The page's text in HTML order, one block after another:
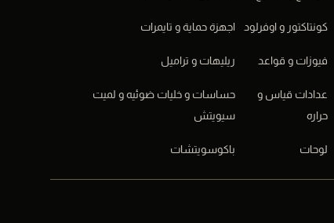
كونتاكتور و اوفرلود
فيوزات و قواعد
عدادات قياس و
حراره
لوحات
اجهزة حماية و تايمرات
ريليهات و تراميل
حساسات و خليات ضوئيه و لميت
سيويتش
باكوسويتشات